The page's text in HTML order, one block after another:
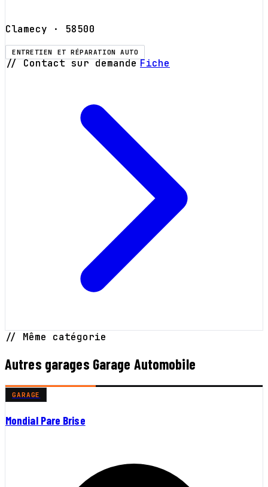
Clamecy · 58500
ENTRETIEN ET RÉPARATION AUTO
// Contact sur demande Fiche
// Même catégorie
Autres garages Garage Automobile
GARAGE
Mondial Pare Brise